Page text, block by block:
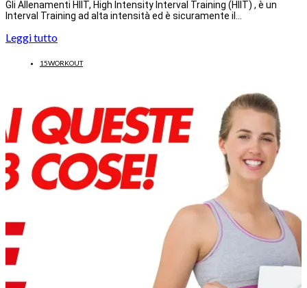
Gli Allenamenti HIIT, High Intensity Interval Training (HIIT) , è un
Interval Training ad alta intensità ed è sicuramente il…
Leggi tutto
15WORKOUT